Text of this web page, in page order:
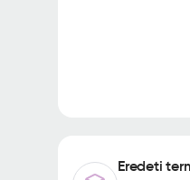
Eredeti